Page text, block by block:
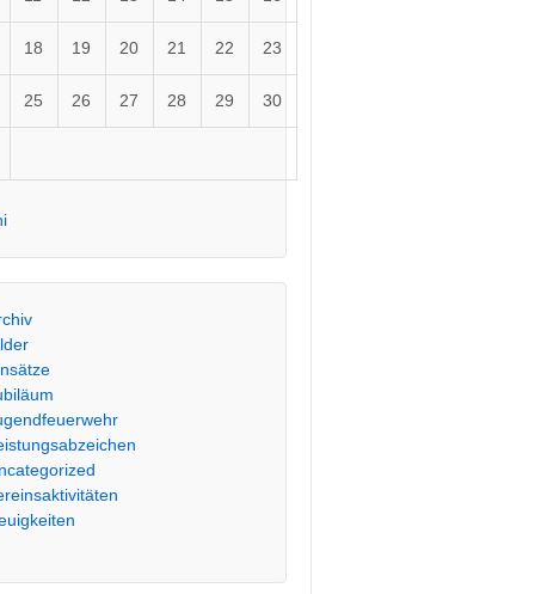
18 19 20 21 22 23
25 26 27 28 29 30